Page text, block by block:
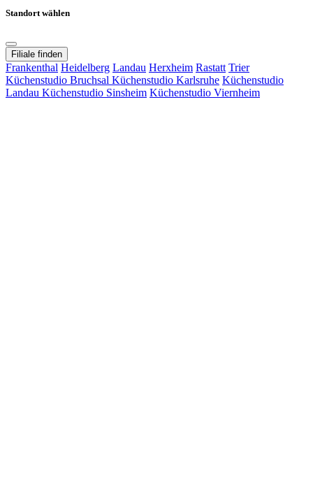
Standort wählen
Filiale finden
Frankenthal Heidelberg Landau Herxheim Rastatt Trier
Küchenstudio Bruchsal Küchenstudio Karlsruhe Küchenstudio
Landau Küchenstudio Sinsheim Küchenstudio Viernheim